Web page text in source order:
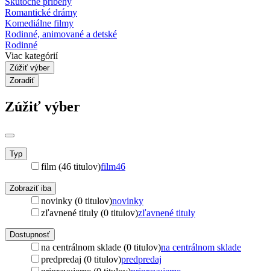
Romantické drámy
Komediálne filmy
Rodinné, animované a detské
Rodinné
Viac kategórií
Zúžiť výber
Zoradiť
Zúžiť výber
Typ
film (46 titulov)film46
Zobraziť iba
novinky (0 titulov)novinky
zľavnené tituly (0 titulov)zľavnené tituly
Dostupnosť
na centrálnom sklade (0 titulov)na centrálnom sklade
predpredaj (0 titulov)predpredaj